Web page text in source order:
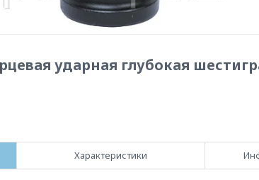
ударная глубокая
Характеристики